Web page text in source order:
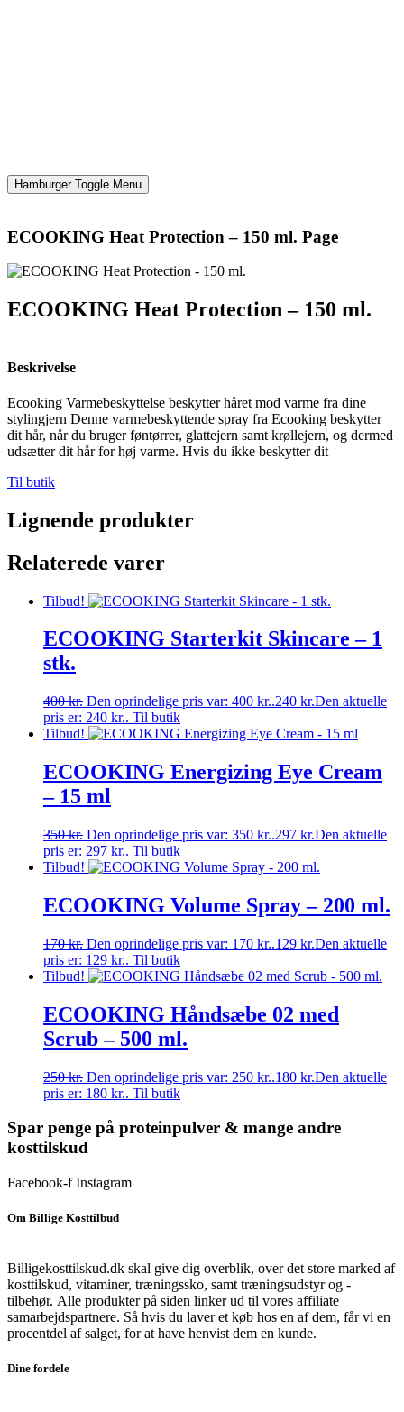
Hamburger Toggle Menu
ECOOKING Heat Protection – 150 ml. Page
ECOOKING Heat Protection – 150 ml.
Beskrivelse
Ecooking Varmebeskyttelse beskytter håret mod varme fra dine
stylingjern Denne varmebeskyttende spray fra Ecooking beskytter
dit hår, når du bruger føntørrer, glattejern samt krøllejern, og dermed
udsætter dit hår for høj varme. Hvis du ikke beskytter dit
Til butik
Lignende produkter
Relaterede varer
Tilbud!
ECOOKING Starterkit Skincare – 1
stk.
400kr. Den oprindelige pris var: 400 kr..240 kr.Den aktuelle
pris er: 240 kr.. Til butik
Tilbud!
ECOOKING Energizing Eye Cream
– 15 ml
350kr. Den oprindelige pris var: 350 kr..297 kr.Den aktuelle
pris er: 297 kr.. Til butik
Tilbud!
ECOOKING Volume Spray – 200 ml.
170kr. Den oprindelige pris var: 170 kr..129 kr.Den aktuelle
pris er: 129 kr.. Til butik
Tilbud!
ECOOKING Håndsæbe 02 med
Scrub – 500 ml.
250kr. Den oprindelige pris var: 250 kr..180 kr.Den aktuelle
pris er: 180 kr.. Til butik
Spar penge på proteinpulver & mange andre
kosttilskud
Facebook-f Instagram
Om Billige Kosttilbud
Billigekosttilskud.dk skal give dig overblik, over det store marked af
kosttilskud, vitaminer, træningssko, samt træningsudstyr og -
tilbehør. Alle produkter på siden linker ud til vores affiliate
samarbejdspartnere. Så hvis du laver et køb hos en af dem, får vi en
procentdel af salget, for at have henvist dem en kunde.
Dine fordele